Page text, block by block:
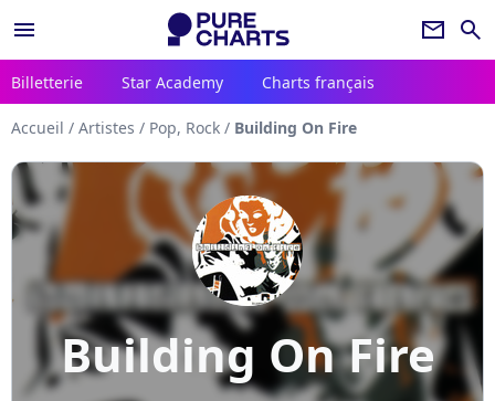
menu newsletter search
Billetterie Star Academy Charts français
Accueil / Artistes / Pop, Rock / Building On Fire
Building On Fire